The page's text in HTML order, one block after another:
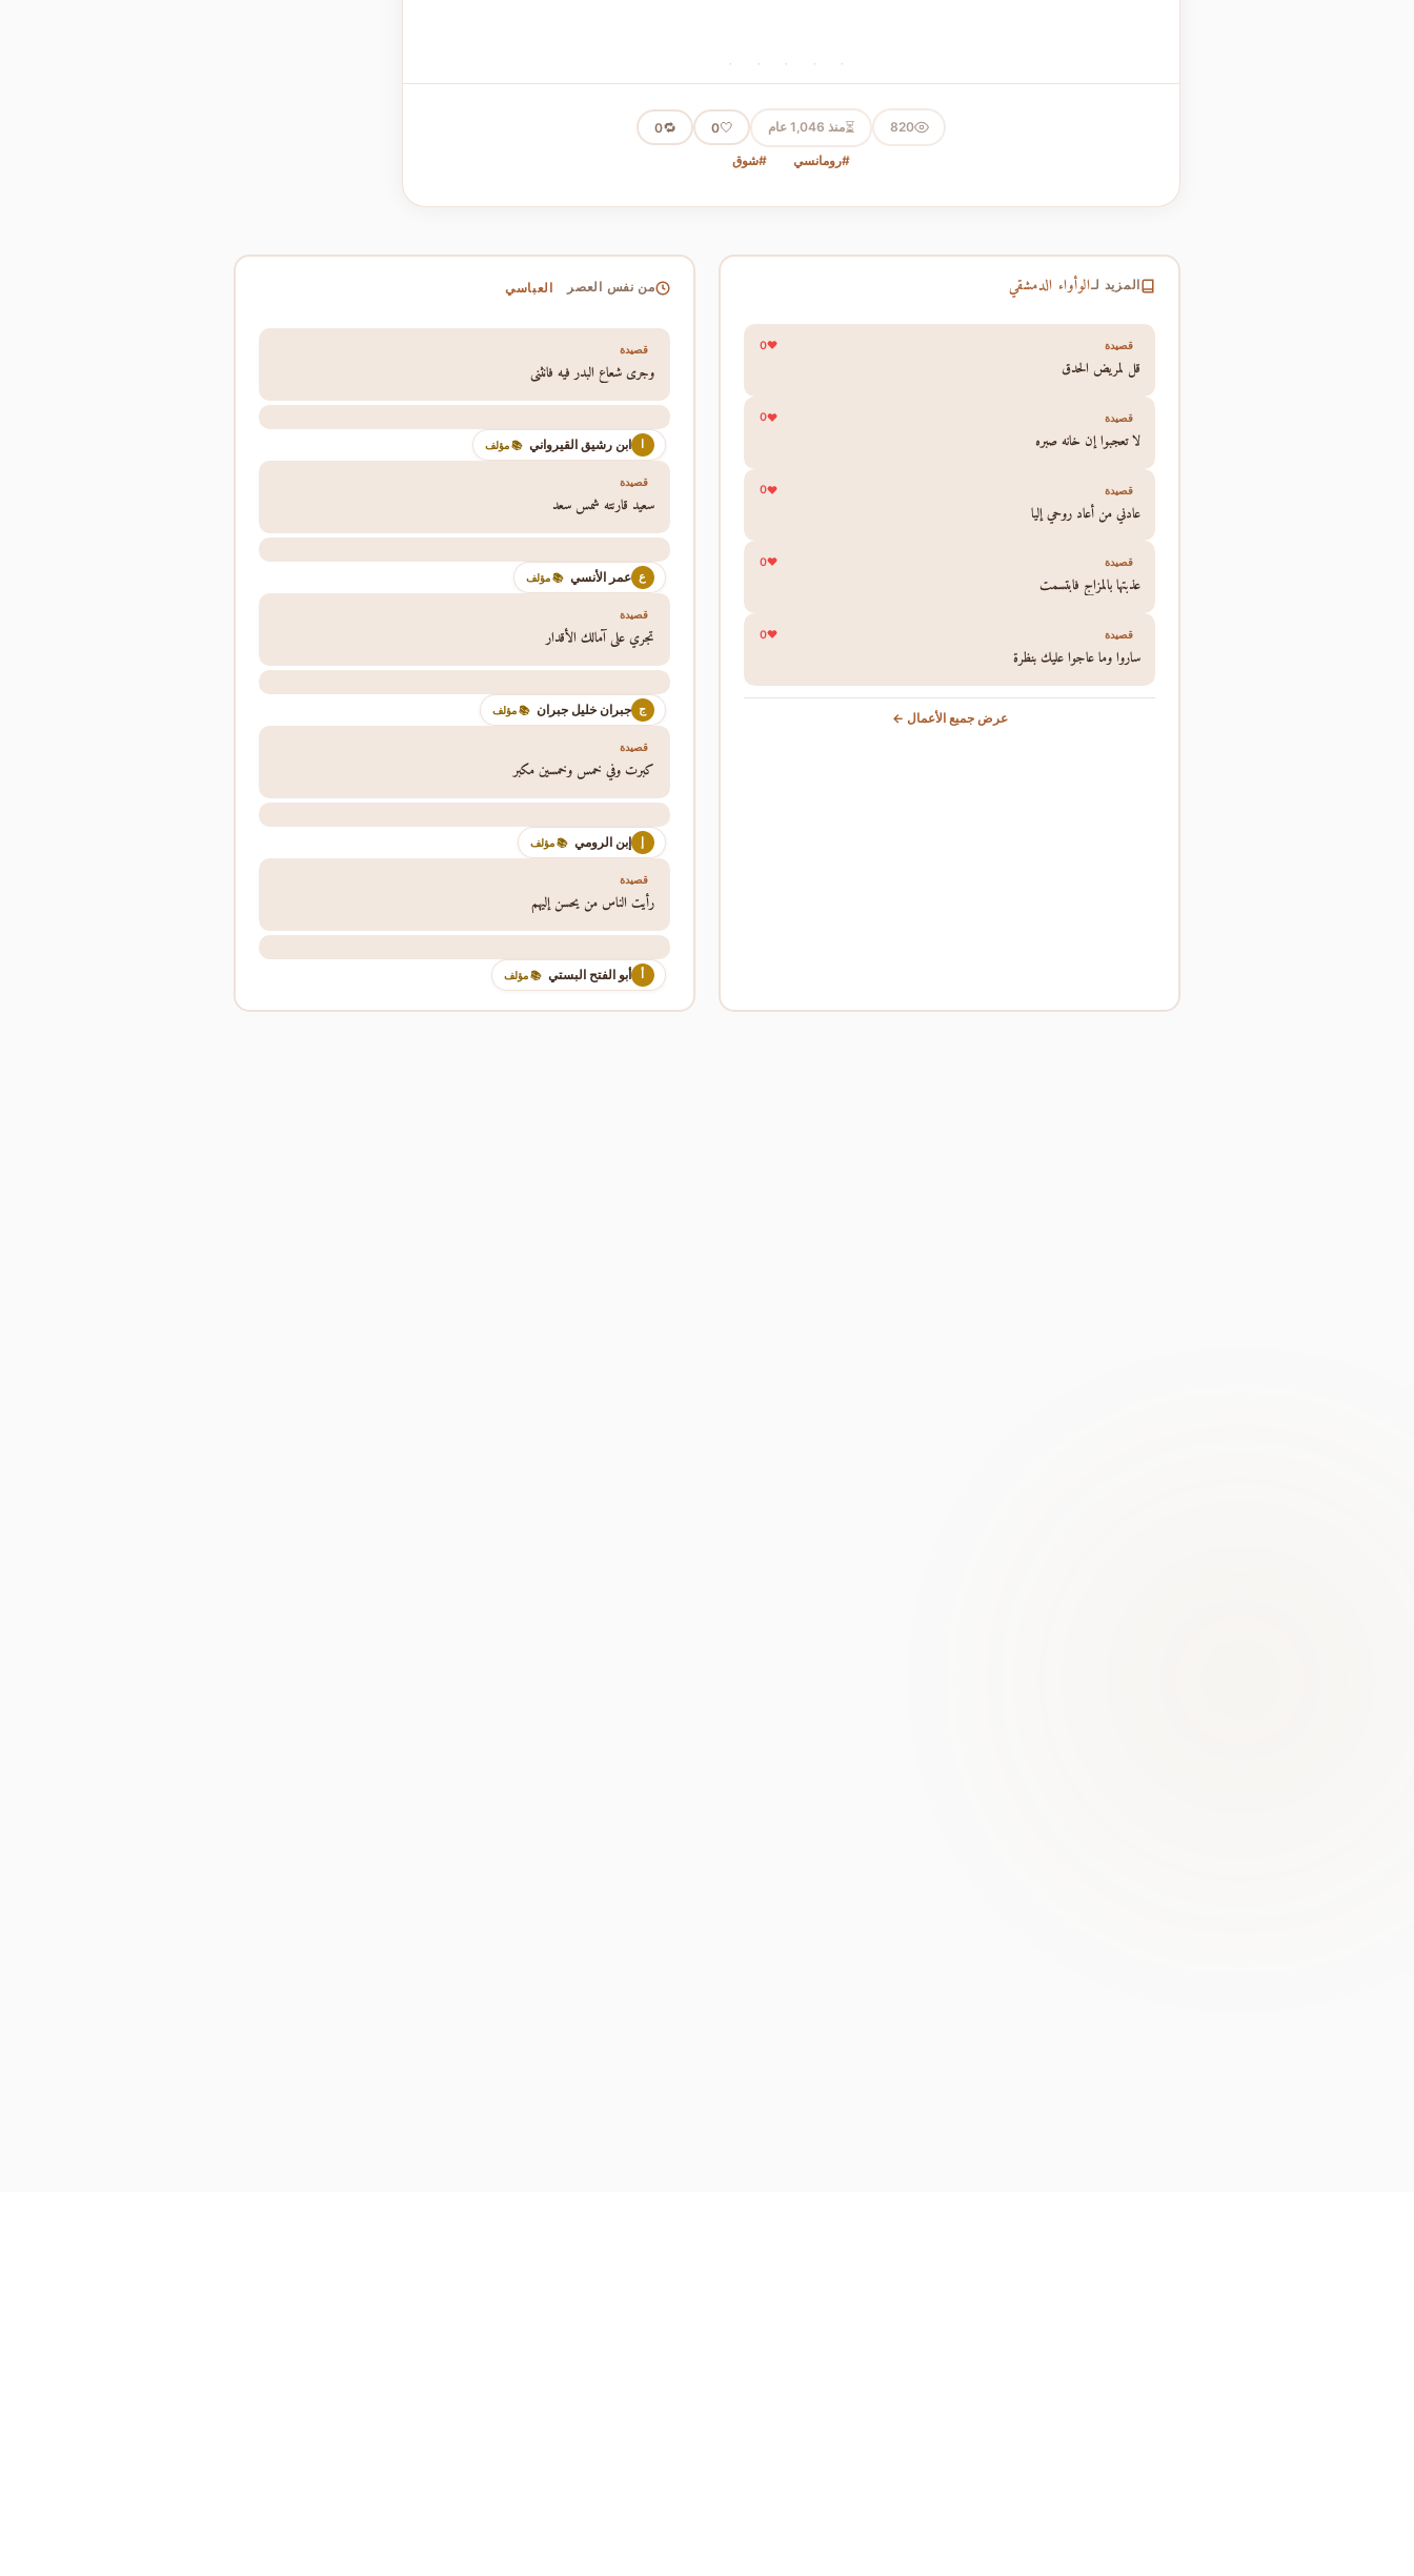
· · · · ·
820
⏳منذ 1,046 عام 🤍
0
🔁
0
#رومانسي #شوق
المزيد لـالوأواء الدمشقي
قصيدة 0
قل لمريض الحدق
قصيدة 0
لا تعجبوا إن خانه صبره
قصيدة 0
عادني من أعاد روحي إليا
قصيدة 0
عذبتها بالمزاج فابتسمت
قصيدة 0
ساروا وما عاجوا عليك بنظرة
عرض جميع الأعمال ←
من نفس العصر العباسي
قصيدة
وجرى شعاع البدر فيه فانثنى
ابن رشيق القيرواني 📚 مؤلف
قصيدة
سعيد قارنته شمس سعد
ع عمر الأنسي 📚 مؤلف
قصيدة
تجري على آمالك الأقدار
ج جبران خليل جبران 📚 مؤلف
قصيدة
كبرت وفي خمس وخمسين مكبر
إبن الرومي 📚 مؤلف
قصيدة
رأيت الناس من يحسن إليهم
أبو الفتح البستي 📚 مؤلف